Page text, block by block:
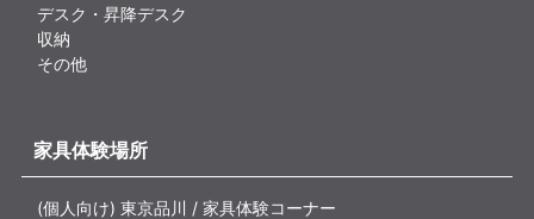
デスク・昇降デスク
収納
その他
家具体験場所
(個人向け) 東京品川 / 家具体験コーナー